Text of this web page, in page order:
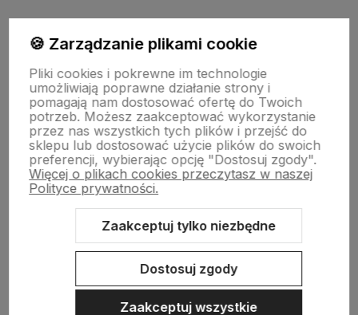
Informacje
Płatności i zwroty
Wsparcie
🍪 Zarządzanie plikami cookie
Pliki cookies i pokrewne im technologie
umożliwiają poprawne działanie strony i
pomagają nam dostosować ofertę do Twoich
potrzeb. Możesz zaakceptować wykorzystanie
przez nas wszystkich tych plików i przejść do
sklepu lub dostosować użycie plików do swoich
preferencji, wybierając opcję "Dostosuj zgody".
Więcej o plikach cookies przeczytasz w naszej
Polityce prywatności.
Zaakceptuj tylko niezbędne
Dostosuj zgody
Zaakceptuj wszystkie